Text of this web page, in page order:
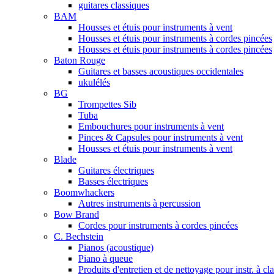
guitares classiques
BAM
Housses et étuis pour instruments à vent
Housses et étuis pour instruments à cordes pincées
Housses et étuis pour instruments à cordes pincées
Baton Rouge
Guitares et basses acoustiques occidentales
ukulélés
BG
Trompettes Sib
Tuba
Embouchures pour instruments à vent
Pinces & Capsules pour instruments à vent
Housses et étuis pour instruments à vent
Blade
Guitares électriques
Basses électriques
Boomwhackers
Autres instruments à percussion
Bow Brand
Cordes pour instruments à cordes pincées
C. Bechstein
Pianos (acoustique)
Piano à queue
Produits d'entretien et de nettoyage pour instr. à